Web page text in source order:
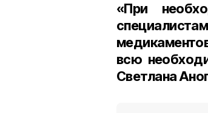
«При
всю
Светлана